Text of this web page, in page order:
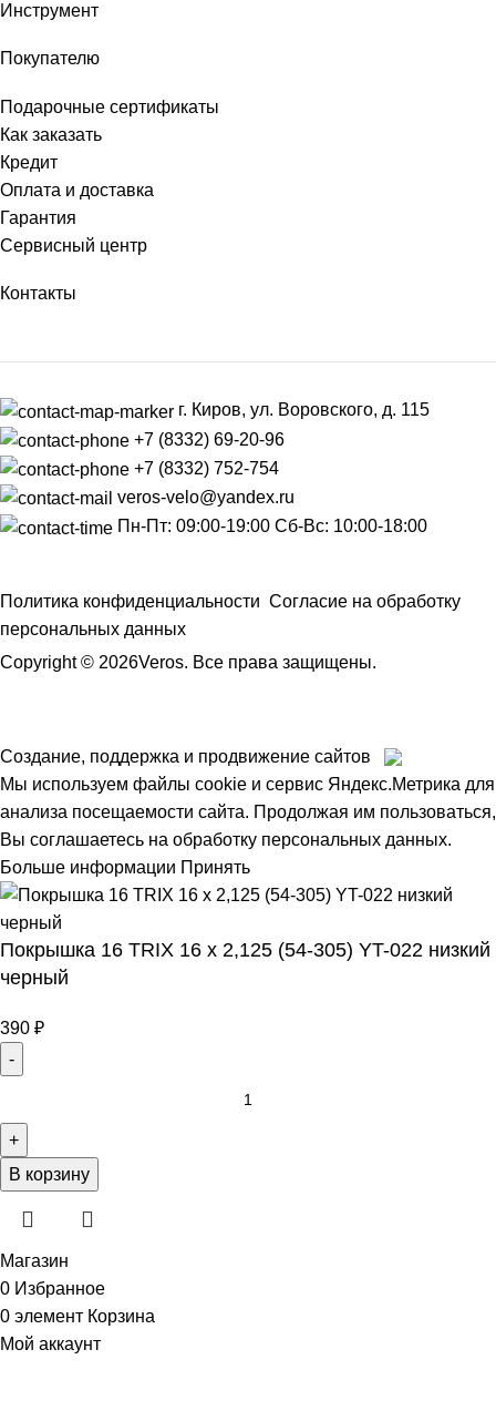
Инструмент
Покупателю
Подарочные сертификаты
Как заказать
Кредит
Оплата и доставка
Гарантия
Сервисный центр
Контакты
г. Киров, ул. Воровского, д. 115
+7 (8332) 69-20-96
+7 (8332) 752-754
veros-velo@yandex.ru
Пн-Пт: 09:00-19:00 Сб-Вс: 10:00-18:00
Политика конфиденциальности Согласие на обработку
персональных данных
Copyright © 2026Veros. Все права защищены.
Создание, поддержка и продвижение сайтов
Мы используем файлы cookie и сервис Яндекс.Метрика для
анализа посещаемости сайта. Продолжая им пользоваться,
Вы соглашаетесь на обработку персональных данных.
Больше информации Принять
Покрышка 16 TRIX 16 x 2,125 (54-305) YT-022 низкий
черный
390 ₽
В корзину
Магазин
0 Избранное
0 элемент Корзина
Мой аккаунт